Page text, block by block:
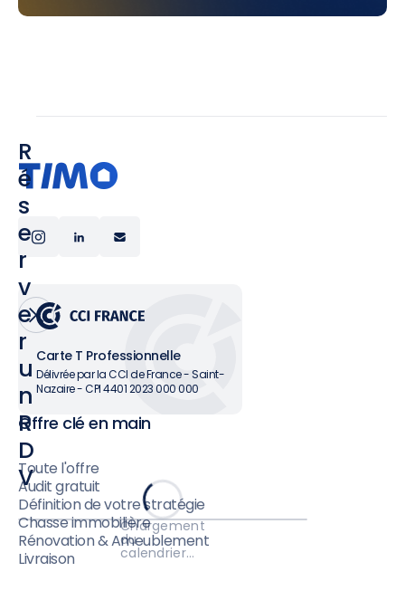
R
é
s
e
r
v
e
r
u
n
R
D
V
Chargement
du
calendrier…
Carte T Professionnelle
Délivrée par la CCI de France - Saint-
Nazaire - CPI 4401 2023 000 000
Offre clé en main
Toute l'offre
Audit gratuit
Définition de votre stratégie
Chasse immobilière
Rénovation & Ameublement
Livraison